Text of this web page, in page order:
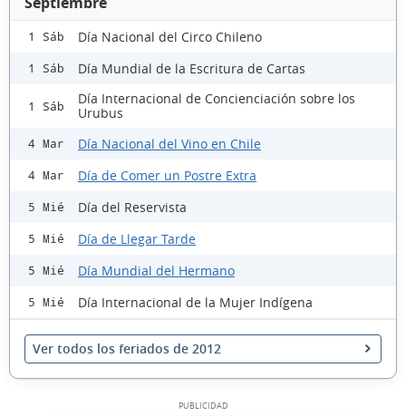
1 Sáb Día Nacional del Circo Chileno
1 Sáb Día Mundial de la Escritura de Cartas
1 Sáb
Día Internacional de Concienciación sobre los
Urubus
4 Mar Día Nacional del Vino en Chile
4 Mar Día de Comer un Postre Extra
5 Mié Día del Reservista
5 Mié Día de Llegar Tarde
5 Mié Día Mundial del Hermano
5 Mié Día Internacional de la Mujer Indígena
Ver todos los feriados de 2012